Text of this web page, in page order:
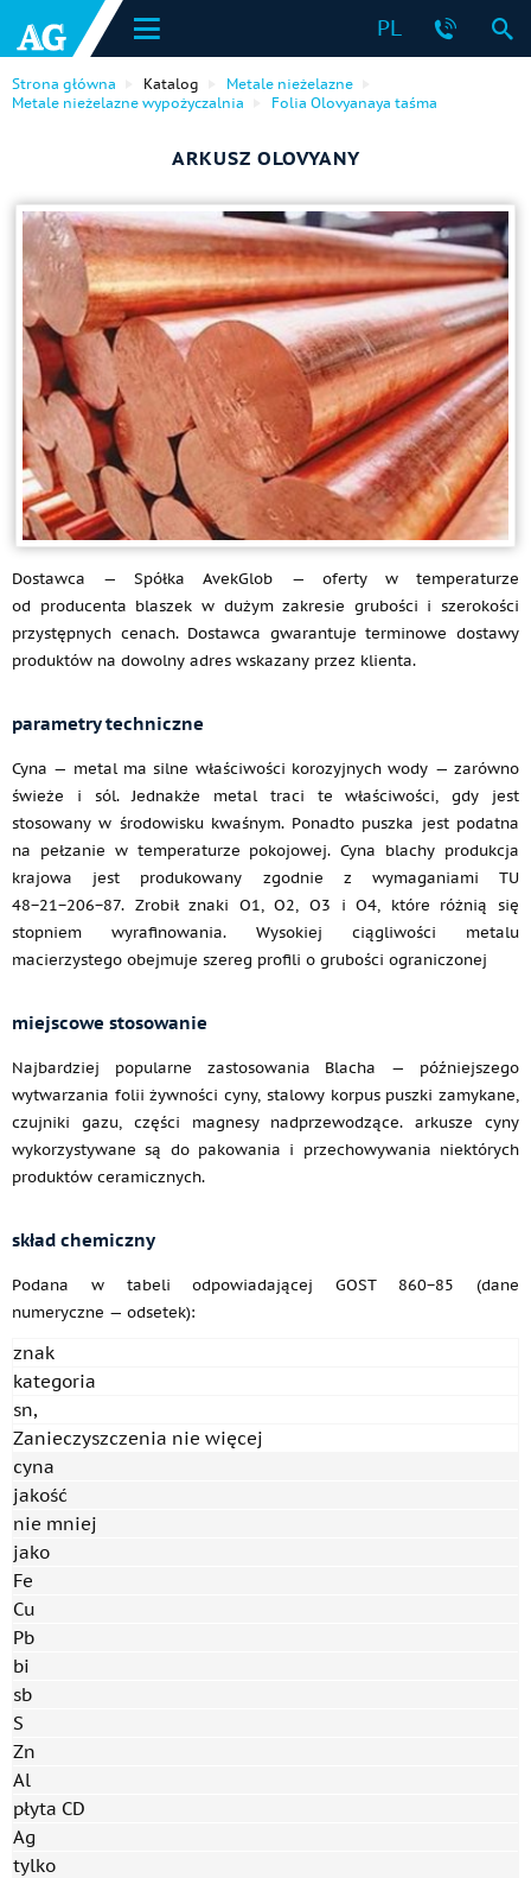
PL
Strona główna Katalog
Metale nieżelazne
Metale nieżelazne wypożyczalnia
Folia Olovyanaya taśma
ARKUSZ OLOVYANY
Dostawca — Spółka AvekGlob — oferty w temperaturze
od producenta blaszek w dużym zakresie grubości i szerokości
przystępnych cenach. Dostawca gwarantuje terminowe dostawy
produktów na dowolny adres wskazany przez klienta.
parametry techniczne
Cyna — metal ma silne właściwości korozyjnych wody — zarówno
świeże i sól. Jednakże metal traci te właściwości, gdy jest
stosowany w środowisku kwaśnym. Ponadto puszka jest podatna
na pełzanie w temperaturze pokojowej. Cyna blachy produkcja
krajowa jest produkowany zgodnie z wymaganiami TU
48−21−206−87. Zrobił znaki O1, O2, O3 i O4, które różnią się
stopniem wyrafinowania. Wysokiej ciągliwości metalu
macierzystego obejmuje szereg profili o grubości ograniczonej
miejscowe stosowanie
Najbardziej popularne zastosowania Blacha — późniejszego
wytwarzania folii żywności cyny, stalowy korpus puszki zamykane,
czujniki gazu, części magnesy nadprzewodzące. arkusze cyny
wykorzystywane są do pakowania i przechowywania niektórych
produktów ceramicznych.
skład chemiczny
Podana w tabeli odpowiadającej GOST 860−85 (dane
numeryczne — odsetek):
znak
kategoria
sn,
Zanieczyszczenia nie więcej
cyna
jakość
nie mniej
jako
Fe
Cu
Pb
bi
sb
S
Zn
Al
płyta CD
Ag
tylko